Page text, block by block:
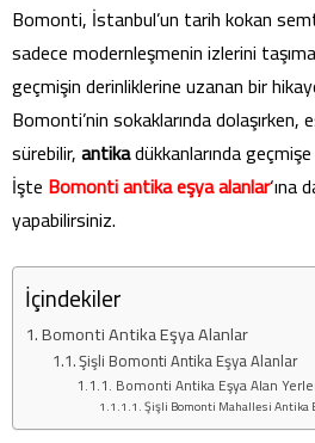
Bomonti, İstanbul’un tarih kokan
sadece modernleşmenin izlerini
geçmişin derinliklerine uzanan bir
Bomonti’nin sokaklarında dolaşırken,
sürebilir,antikadükkanlarında
İşte Bomonti antika eşya alanlar‘ına
yapabilirsiniz.
İçindekiler
Bomonti Antika Eşya Alanlar
Şişli Bomonti Antika Eşya Alanlar
Bomonti Antika Eşya Alan
Şişli Bomonti Mahallesi Antika